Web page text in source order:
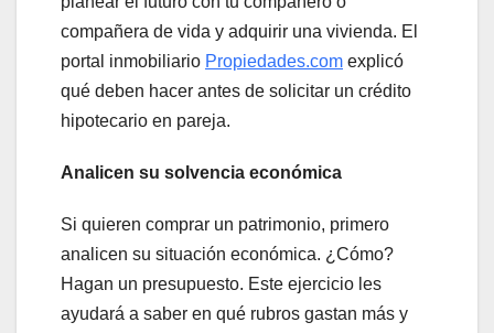
compañera de vida y adquirir una vivienda. El
portal inmobiliario Propiedades.com explicó
qué deben hacer antes de solicitar un crédito
hipotecario en pareja.
Analicen su solvencia económica
Si quieren comprar un patrimonio, primero
analicen su situación económica. ¿Cómo?
Hagan un presupuesto. Este ejercicio les
ayudará a saber en qué rubros gastan más y